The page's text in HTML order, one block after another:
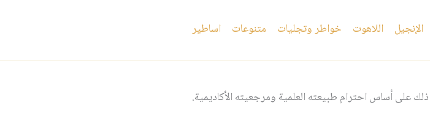
الإنجيل اللاهوت خواطر وتجليات متنوعات اساطير
على أساس احترام طبيعته العلمية ومرجعيته الأكاديمية.